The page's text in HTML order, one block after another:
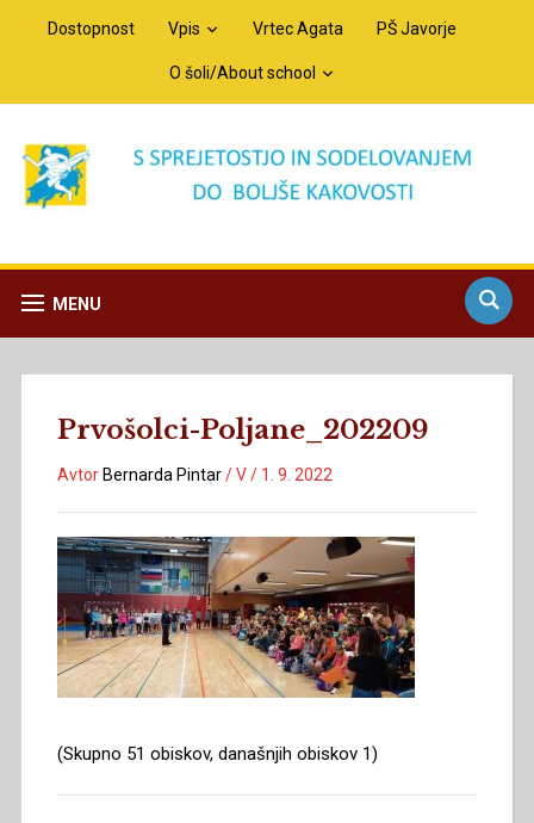
Dostopnost Vpis Vrtec Agata PŠ Javorje
O šoli/About school
MENU
Prvošolci-Poljane_202209
Avtor Bernarda Pintar/V/ 1. 9. 2022
(Skupno 51 obiskov, današnjih obiskov 1)